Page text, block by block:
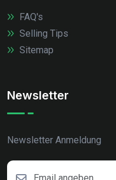
FAQ's
Selling Tips
Sitemap
Newsletter
Newsletter Anmeldung